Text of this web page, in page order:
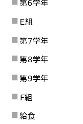
Ｅ組
第７学年
第８学年
第９学年
Ｆ組
給食